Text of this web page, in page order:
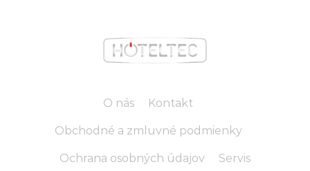
O nás Kontakt
Obchodné a zmluvné podmienky
Ochrana osobných údajov Servis